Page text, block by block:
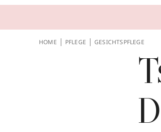
HOME PFLEGE GESICHTSPFLEGE